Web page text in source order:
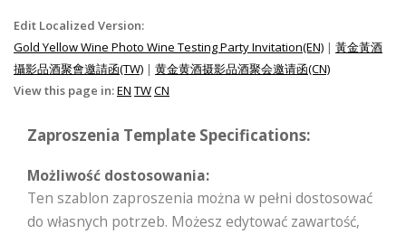
Edit Localized Version:
Gold Yellow Wine Photo Wine Testing Party Invitation(EN) | 黃金黃酒
攝影品酒聚會邀請函(TW) | 黄金黄酒摄影品酒聚会邀请函(CN)
View this page in:EN TWCN
Zaproszenia Template Specifications:
Możliwość dostosowania:
Ten szablon zaproszenia można w pełni dostosować
do własnych potrzeb. Możesz edytować zawartość,